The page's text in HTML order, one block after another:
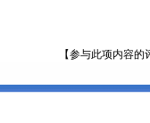
【参与此项内容的